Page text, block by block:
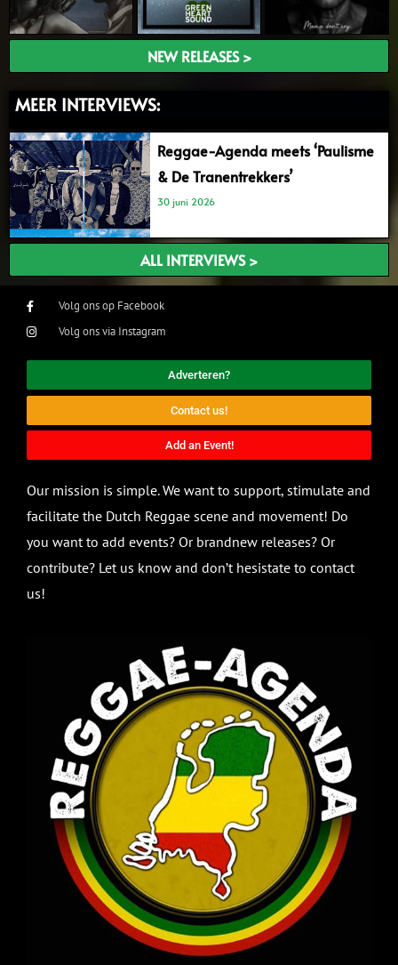
NEW RELEASES >
MEER INTERVIEWS:
Reggae-Agenda meets ‘Paulisme
& De Tranentrekkers’
30 juni 2026
ALL INTERVIEWS >
Volg ons op Facebook
Volg ons via Instagram
Adverteren?
Contact us!
Add an Event!
Our mission is simple. We want to support, stimulate and
facilitate the Dutch Reggae scene and movement! Do
you want to add events? Or brandnew releases? Or
contribute? Let us know and don’t hesistate to contact
us!